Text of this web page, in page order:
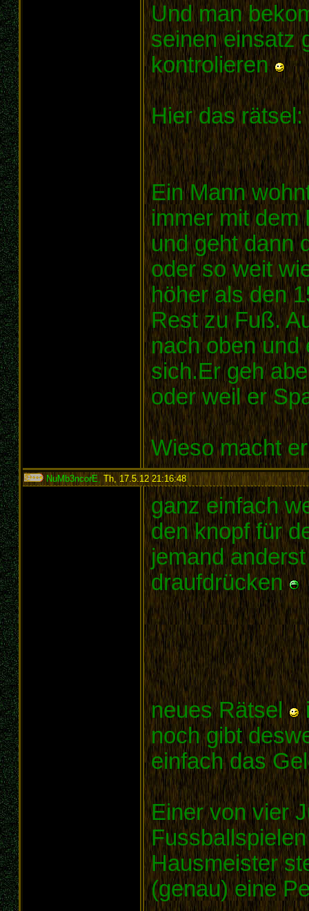
Und man
seinen einsatz
kontrolieren
Hier das rätsel:
Ein Mann
immer mit dem
und geht dann
oder so weit
höher als den
Rest zu Fuß.
nach oben und
sich.Er geh
oder weil er
Wieso macht
NuMb3ncorE , Th, 17.5.12 21:16:48:
ganz einfach
den knopf für
jemand
draufdrücken
neues Rätsel
noch gibt
einfach das
Einer von vier
Hausmeister
(genau) eine